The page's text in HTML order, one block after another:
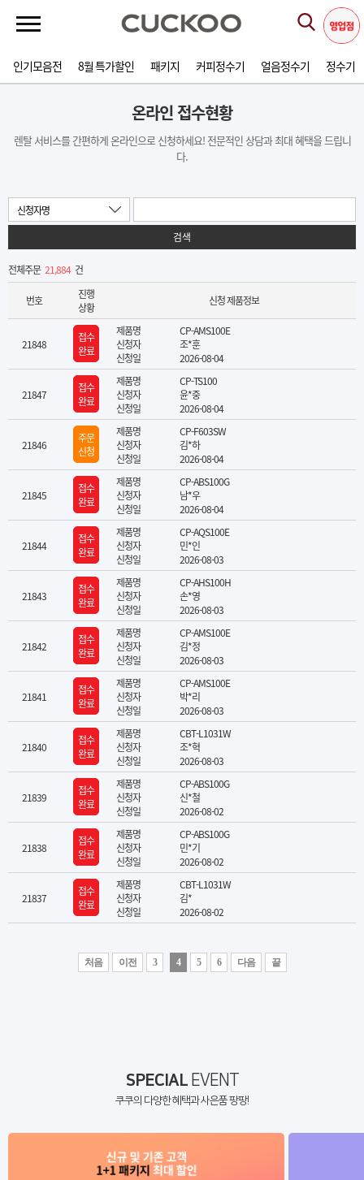
인기모음전 8월 특가할인 패키지 커피정수기 얼음정수기 정수기
온라인 접수현황
렌탈 서비스를 간편하게 온라인으로 신청하세요! 전문적인 상담과 최대 혜택을 드립니
다.
신청자명
검색
전체주문 21,884 건
번호
진행
상황
신청 제품정보
21848
접수
완료
제품명
CP-AMS100E
신청자
조*훈
신청일
2026-08-04
21847
접수
완료
제품명
CP-TS100
신청자
윤*중
신청일
2026-08-04
21846
주문
신청
제품명
CP-F603SW
신청자
김*하
신청일
2026-08-04
21845
접수
완료
제품명
CP-ABS100G
신청자
남*우
신청일
2026-08-04
21844
접수
완료
제품명
CP-AQS100E
신청자
민*인
신청일
2026-08-03
21843
접수
완료
제품명
CP-AHS100H
신청자
손*영
신청일
2026-08-03
21842
접수
완료
제품명
CP-AMS100E
신청자
김*정
신청일
2026-08-03
21841
접수
완료
제품명
CP-AMS100E
신청자
박*리
신청일
2026-08-03
21840
접수
완료
제품명
CBT-L1031W
신청자
조*혁
신청일
2026-08-03
21839
접수
완료
제품명
CP-ABS100G
신청자
신*철
신청일
2026-08-02
21838
접수
완료
제품명
CP-ABS100G
신청자
민*기
신청일
2026-08-02
21837
접수
완료
제품명
CBT-L1031W
신청자
김*
신청일
2026-08-02
처음 이전 3 4 5 6 다음 끝
SPECIALEVENT
쿠쿠의 다양한 혜택과 사은품 팡팡!